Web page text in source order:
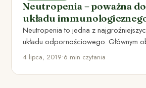
Neutropenia – poważna
układu
Neutropenia to jedna z
układu odpornościowego. Głównym
choroby, jest znaczne zmniejszenie
4 lipca, 2019•6 min czytania